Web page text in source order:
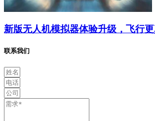
新版无人机模拟器体验升级，飞行
联系我们